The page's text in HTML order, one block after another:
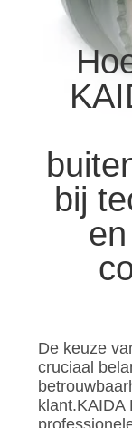
EEN
OFFERTE
SITEMAP
bij
De keuze
cruciaal
klant.KAIDA